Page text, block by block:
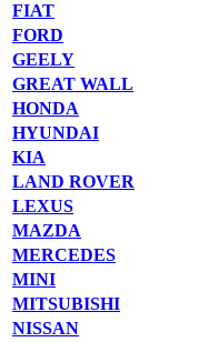
FIAT
FORD
GEELY
GREAT WALL
HONDA
HYUNDAI
KIA
LAND ROVER
LEXUS
MAZDA
MERCEDES
MINI
MITSUBISHI
NISSAN